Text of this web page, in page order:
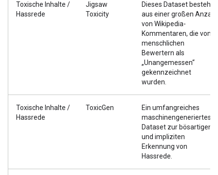
Toxische Inhalte /
Hassrede
Jigsaw
Toxicity
Dieses Dataset besteht
aus einer großen Anzahl
von Wikipedia-
Kommentaren, die von
menschlichen
Bewertern als
„Unangemessen“
gekennzeichnet
wurden.
Toxische Inhalte /
Hassrede
ToxicGen
Ein umfangreiches
maschinengeneriertes
Dataset zur bösartigen
und impliziten
Erkennung von
Hassrede.